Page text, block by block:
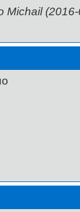
Michail